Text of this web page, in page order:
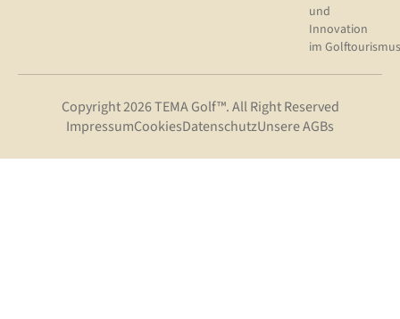
und
Innovation
im
Copyright 2026 TEMA Golf™. All Right Reserved
ImpressumCookiesDatenschutzUnsere AGBs